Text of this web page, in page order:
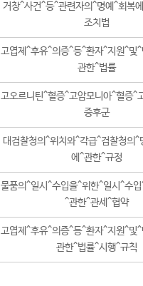
거창^사건^등^관련자의^명예^회복
조치법
고엽제^후유^의증^등^환자^지원^및
관한^법률
고오르니틴^혈증^고암모니아^혈증^
증후군
대검찰청의^위치와^각급^검찰청의^
에^관한^규정
물품의^일시^수입을^위한^일시^수입
^관한^관세^협약
고엽제^후유^의증^등^환자^지원^및
관한^법률^시행^규칙